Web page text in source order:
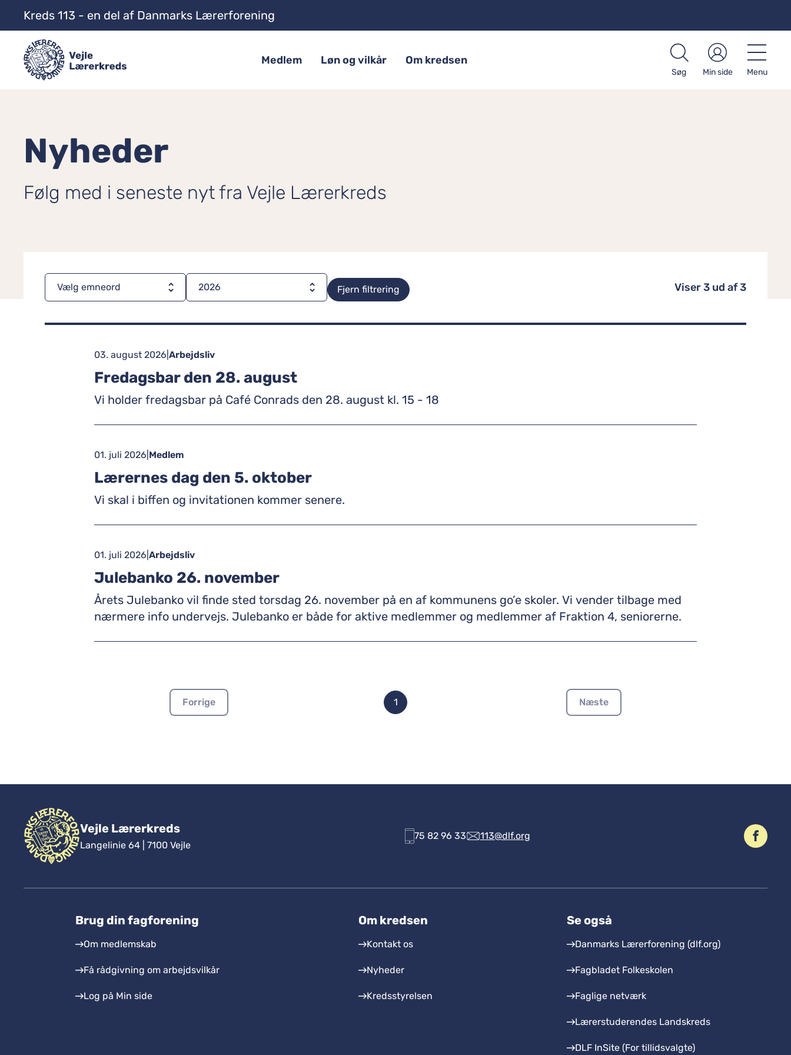
Kreds 113 - en del af Danmarks Lærerforening
Medlem Løn og vilkår Om kredsen
Søg Min side Menu
Nyheder
Følg med i seneste nyt fra Vejle Lærerkreds
Vælg emneord 2026 Fjern filtrering Viser3 ud af3
03. august 2026 Arbejdsliv
Fredagsbar den 28. august
Vi holder fredagsbar på Café Conrads den 28. august kl. 15 - 18
01. juli 2026 Medlem
Lærernes dag den 5. oktober
Vi skal i biffen og invitationen kommer senere.
01. juli 2026 Arbejdsliv
Julebanko 26. november
Årets Julebanko vil finde sted torsdag 26. november på en af kommunens go’e skoler. Vi vender tilbage med
nærmere info undervejs. Julebanko er både for aktive medlemmer og medlemmer af Fraktion 4, seniorerne.
Forrige 1 Næste
Vejle Lærerkreds
Langelinie 64 | 7100 Vejle
75 82 96 33 113@dlf.org
Brug din fagforening
Om medlemskab
Få rådgivning om arbejdsvilkår
Log på Min side
Om kredsen
Kontakt os
Nyheder
Kredsstyrelsen
Se også
Danmarks Lærerforening (dlf.org)
Fagbladet Folkeskolen
Faglige netværk
Lærerstuderendes Landskreds
DLF InSite (For tillidsvalgte)